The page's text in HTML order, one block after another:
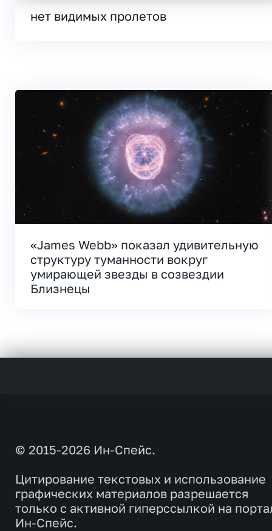
нет видимых пролетов
«James Webb» показал удивительную
структуру туманности вокруг
умирающей звезды в созвездии
Близнецы
© 2015-2026 Ин-Спейс.
Цитирование текстовых и использование
графических материалов разрешается
только с активной гиперссылкой на
Ин-Спейс.